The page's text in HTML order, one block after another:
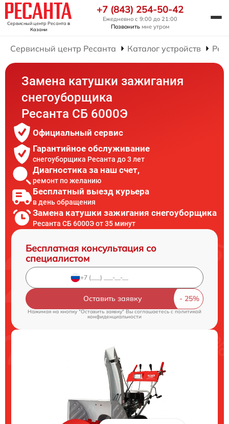
Сервисный центр Ресанта в
Казани
+7 (843) 254-50-42
Ежедневно с 9:00 до 21:00
Позвонить мне утром
Сервисный центр Ресанта Каталог устройств
Замена катушки зажигания
снегоуборщика
Ресанта СБ 6000Э
Официальный сервис
Гарантийное обслуживание
снегоуборщика Ресанта до 3 лет
Диагностика за наш счет,
ремонт по желанию
Бесплатный выезд курьера
в день обращения
Замена катушки зажигания снегоуборщика
Ресанта СБ 6000Э от 35 минут
Бесплатная консультация со
специалистом
Оставить заявку
Нажимая на кнопку "Оставить заявку" Вы соглашаетесь cполитикой
конфиденциальности